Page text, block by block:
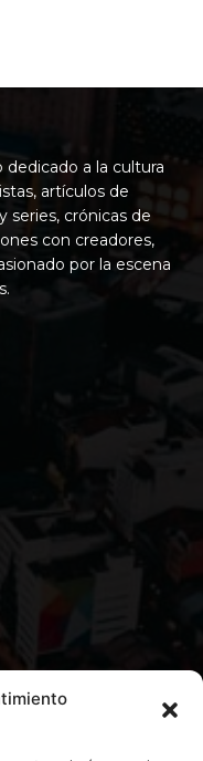
a la cultura
artículos de
series, crónicas de
con creadores,
por la escena